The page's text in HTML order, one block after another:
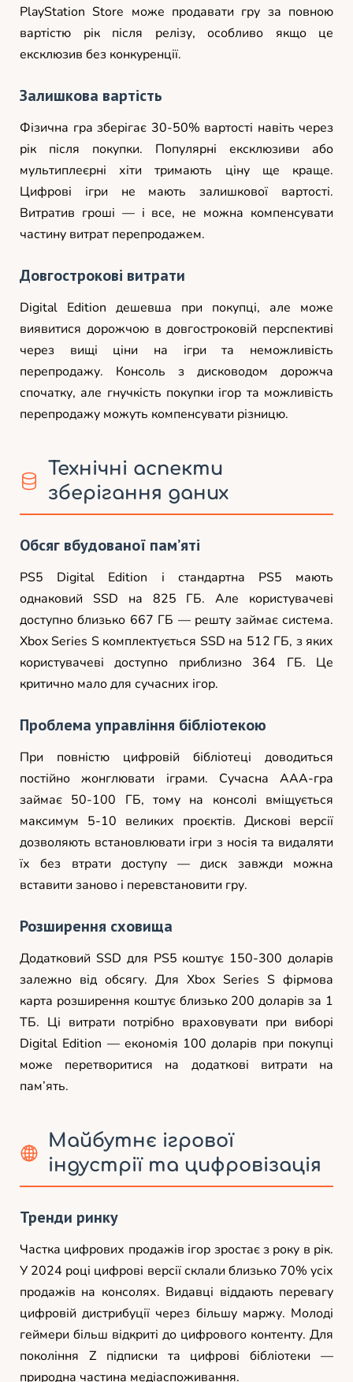
PlayStation Store може продавати гру за повною
вартістю рік після релізу, особливо якщо це
ексклюзив без конкуренції.
Залишкова вартість
Фізична гра зберігає 30-50% вартості навіть через
рік після покупки. Популярні ексклюзиви або
мультиплеєрні хіти тримають ціну ще краще.
Цифрові ігри не мають залишкової вартості.
Витратив гроші — і все, не можна компенсувати
частину витрат перепродажем.
Довгострокові витрати
Digital Edition дешевша при покупці, але може
виявитися дорожчою в довгостроковій перспективі
через вищі ціни на ігри та неможливість
перепродажу. Консоль з дисководом дорожча
спочатку, але гнучкість покупки ігор та можливість
перепродажу можуть компенсувати різницю.
Технічні аспекти
зберігання даних
Обсяг вбудованої пам’яті
PS5 Digital Edition і стандартна PS5 мають
однаковий SSD на 825 ГБ. Але користувачеві
доступно близько 667 ГБ — решту займає система.
Xbox Series S комплектується SSD на 512 ГБ, з яких
користувачеві доступно приблизно 364 ГБ. Це
критично мало для сучасних ігор.
Проблема управління бібліотекою
При повністю цифровій бібліотеці доводиться
постійно жонглювати іграми. Сучасна AAA-гра
займає 50-100 ГБ, тому на консолі вміщується
максимум 5-10 великих проєктів. Дискові версії
дозволяють встановлювати ігри з носія та видаляти
їх без втрати доступу — диск завжди можна
вставити заново і перевстановити гру.
Розширення сховища
Додатковий SSD для PS5 коштує 150-300 доларів
залежно від обсягу. Для Xbox Series S фірмова
карта розширення коштує близько 200 доларів за 1
ТБ. Ці витрати потрібно враховувати при виборі
Digital Edition — економія 100 доларів при покупці
може перетворитися на додаткові витрати на
пам’ять.
Майбутнє ігрової
індустрії та цифровізація
Тренди ринку
Частка цифрових продажів ігор зростає з року в рік.
У 2024 році цифрові версії склали близько 70% усіх
продажів на консолях. Видавці віддають перевагу
цифровій дистрибуції через більшу маржу. Молоді
геймери більш відкриті до цифрового контенту. Для
покоління Z підписки та цифрові бібліотеки —
природна частина медіаспоживання.